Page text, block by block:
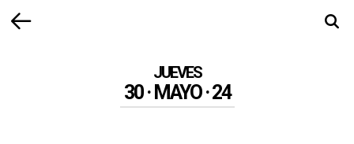
JUEVES
30 · MAYO · 24